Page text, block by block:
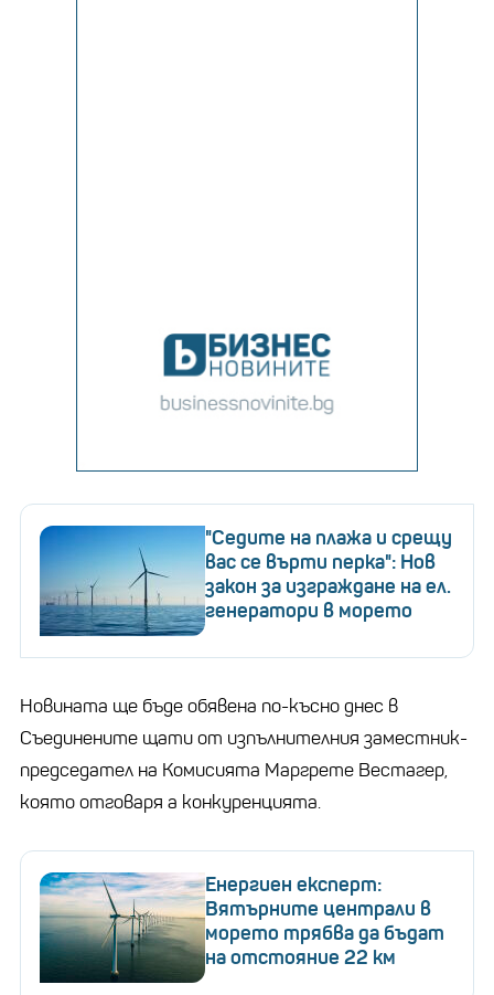
"Седите на плажа и срещу
вас се върти перка": Нов
закон за изграждане на ел.
генератори в морето
Новината ще бъде обявена по-късно днес в
Съединените щати от изпълнителния заместник-
председател на Комисията Маргрете Вестагер,
която отговаря а конкуренцията.
Енергиен експерт:
Вятърните централи в
морето трябва да бъдат
на отстояние 22 км